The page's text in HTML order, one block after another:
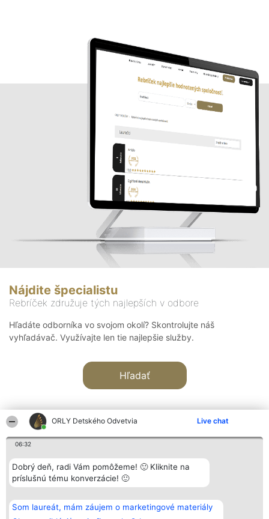
ORLY Detského Odvetvia Live chat
06:32
Dobrý deň, radi Vám pomôžeme! 🙂 Kliknite na
príslušnú tému konverzácie! 🙂
Som laureát, mám záujem o marketingové materiály
Nájdite špecialistu
Rebríček združuje tých najlepších v odbore
Hľadáte odborníka vo svojom okolí? Skontrolujte náš
vyhľadávač. Využívajte len tie najlepšie služby.
Hľadať
Organizátor hodnotenia
Bright Side Solutions sp. z o.
o. sp. k.
Wrocław 50-079
KRS 0000749100 | Regon
381313360 | NIP 8943132676
Hodnotenie
Laureáti
Lista
Laureatów
Podmienky
Obchodné
Kontakt
Kontakt